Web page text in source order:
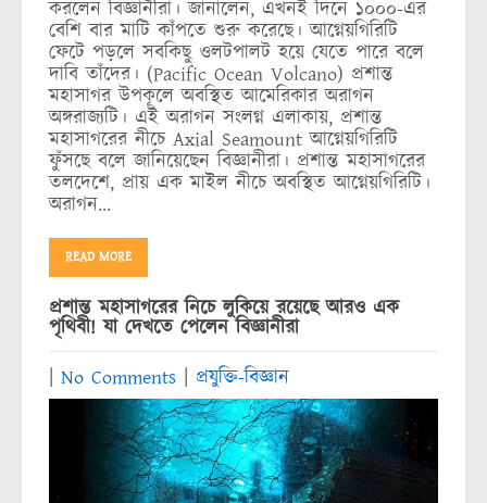
করলেন বিজ্ঞানীরা। জানালেন, এখনই দিনে ১০০০-এর
বেশি বার মাটি কাঁপতে শুরু করেছে। আগ্নেয়গিরিটি
ফেটে পড়লে সবকিছু ওলটপালট হয়ে যেতে পারে বলে
দাবি তাঁদের। (Pacific Ocean Volcano) প্রশান্ত
মহাসাগর উপকূলে অবস্থিত আমেরিকার অরাগন
অঙ্গরাজ্যটি। এই অরাগন সংলগ্ন এলাকায়, প্রশান্ত
মহাসাগরের নীচে Axial Seamount আগ্নেয়গিরিটি
ফুঁসছে বলে জানিয়েছেন বিজ্ঞানীরা। প্রশান্ত মহাসাগরের
তলদেশে, প্রায় এক মাইল নীচে অবস্থিত আগ্নেয়গিরিটি।
অরাগন…
READ MORE
প্রশান্ত মহাসাগরের নিচে লুকিয়ে রয়েছে আরও এক
পৃথিবী! যা দেখতে পেলেন বিজ্ঞানীরা
No Comments প্রযুক্তি-বিজ্ঞান